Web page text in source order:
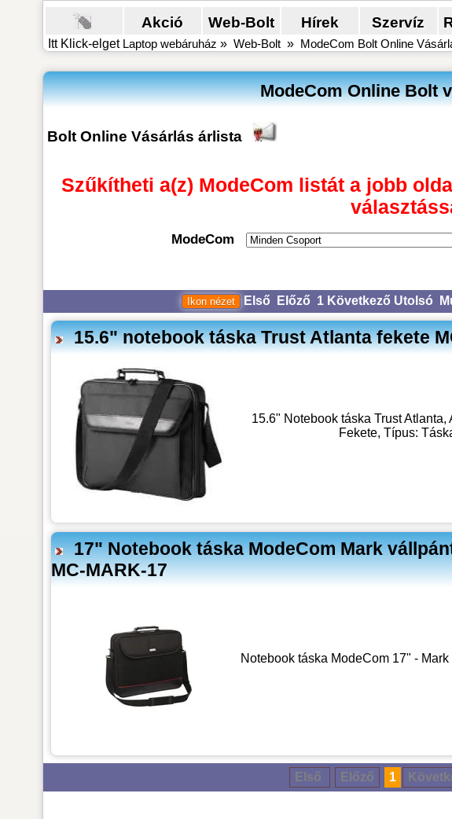
Akció Web-Bolt Hírek Szervíz
Itt Klick-elget Laptop webáruház » Web-Bolt» ModeCom Bolt Online
ModeCom Online Bolt
Bolt Online Vásárlás árlista
Szűkítheti a(z) ModeCom listát a jobb
ModeCom
Első Előző 1 Következő Utolsó
15.6" notebook táska Trust Atlanta fekete
15.6" Notebook táska Trust
Fekete, Típus:
17" Notebook táska ModeCom Mark
MC-MARK-17
Notebook táska ModeCom 17" -
Első Előző 1